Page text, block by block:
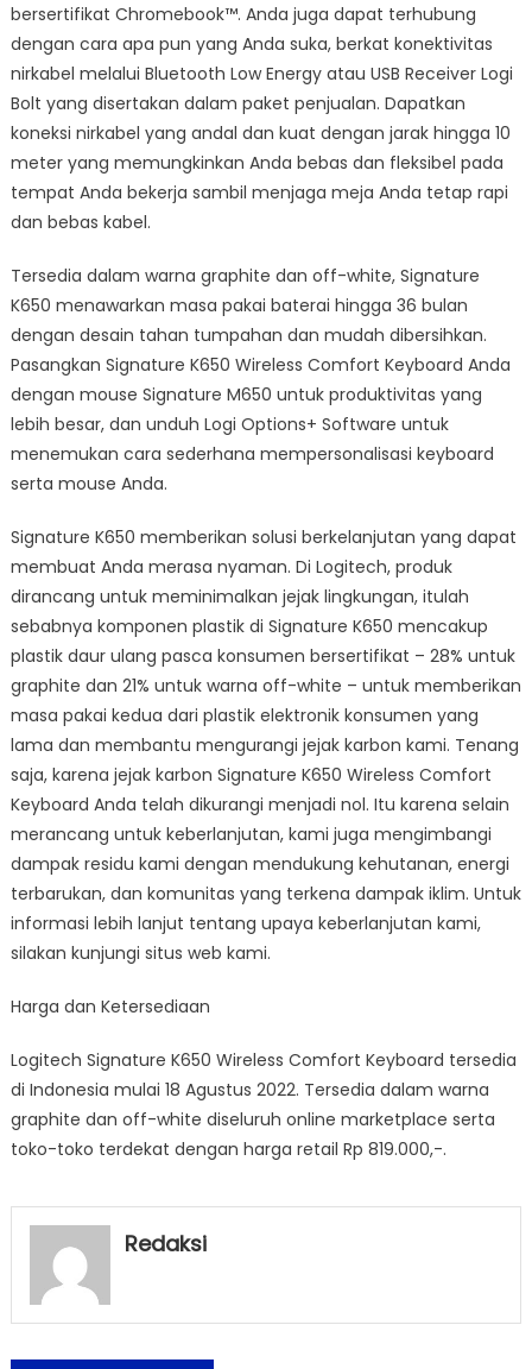
bersertifikat Chromebook™. Anda juga dapat terhubung
dengan cara apa pun yang Anda suka, berkat konektivitas
nirkabel melalui Bluetooth Low Energy atau USB Receiver Logi
Bolt yang disertakan dalam paket penjualan. Dapatkan
koneksi nirkabel yang andal dan kuat dengan jarak hingga 10
meter yang memungkinkan Anda bebas dan fleksibel pada
tempat Anda bekerja sambil menjaga meja Anda tetap rapi
dan bebas kabel.
Tersedia dalam warna graphite dan off-white, Signature
K650 menawarkan masa pakai baterai hingga 36 bulan
dengan desain tahan tumpahan dan mudah dibersihkan.
Pasangkan Signature K650 Wireless Comfort Keyboard Anda
dengan mouse Signature M650 untuk produktivitas yang
lebih besar, dan unduh Logi Options+ Software untuk
menemukan cara sederhana mempersonalisasi keyboard
serta mouse Anda.
Signature K650 memberikan solusi berkelanjutan yang dapat
membuat Anda merasa nyaman. Di Logitech, produk
dirancang untuk meminimalkan jejak lingkungan, itulah
sebabnya komponen plastik di Signature K650 mencakup
plastik daur ulang pasca konsumen bersertifikat – 28% untuk
graphite dan 21% untuk warna off-white – untuk memberikan
masa pakai kedua dari plastik elektronik konsumen yang
lama dan membantu mengurangi jejak karbon kami. Tenang
saja, karena jejak karbon Signature K650 Wireless Comfort
Keyboard Anda telah dikurangi menjadi nol. Itu karena selain
merancang untuk keberlanjutan, kami juga mengimbangi
dampak residu kami dengan mendukung kehutanan, energi
terbarukan, dan komunitas yang terkena dampak iklim. Untuk
informasi lebih lanjut tentang upaya keberlanjutan kami,
silakan kunjungi situs web kami.
Harga dan Ketersediaan
Logitech Signature K650 Wireless Comfort Keyboard tersedia
di Indonesia mulai 18 Agustus 2022. Tersedia dalam warna
graphite dan off-white diseluruh online marketplace serta
toko-toko terdekat dengan harga retail Rp 819.000,-.
Redaksi